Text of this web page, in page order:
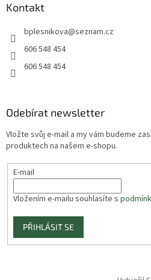
Kontakt
bplesnikova@seznam.cz
606 548 454
606 548 454
Odebírat newsletter
Vložte svůj e-mail a my vám budeme
produktech na našem e-shopu.
E-mail
Vložením e-mailu souhlasíte s
PŘIHLÁSIT SE